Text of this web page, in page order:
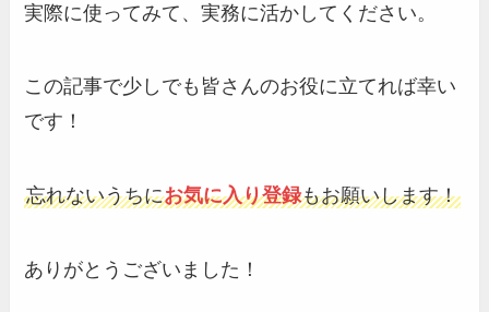
実際に使ってみて、実務に活かしてください。
この記事で少しでも皆さんのお役に立てれば幸い
です！
忘れないうちにお気に入り登録もお願いします！
ありがとうございました！